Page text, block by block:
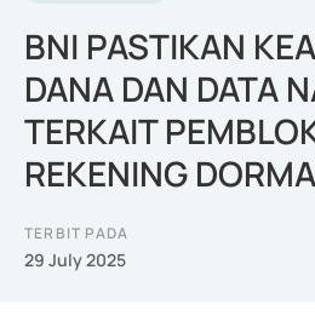
BNI PASTIKAN
DANA DAN DATA
TERKAIT
REKENING
TERBIT PADA
29 July 2025